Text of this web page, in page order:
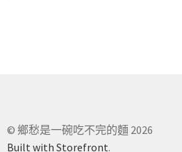
© 鄉愁是一碗吃不完的麵 2026
Built with Storefront.